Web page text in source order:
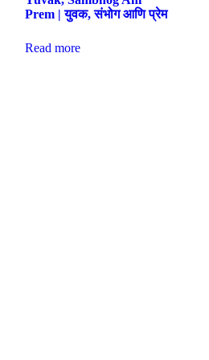
Prem | युवक, संभोग आणि प्रेम
Read more